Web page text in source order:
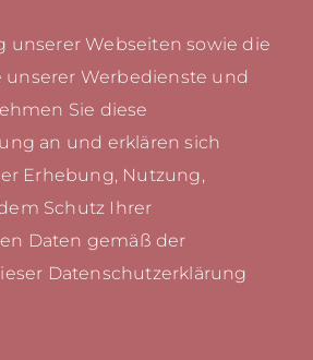
unserer Webseiten sowie die
Werbedienste und
Sie diese
an und erklären sich
Erhebung, Nutzung,
Schutz Ihrer
Daten gemäß der
Datenschutzerklärung